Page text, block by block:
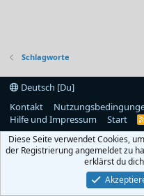
Schlagworte
Deutsch [Du]
Kontakt
Hilfe und Impressum
Start
Diese Seite verwendet Cookies,
der Registrierung angemeldet zu
erklärst du